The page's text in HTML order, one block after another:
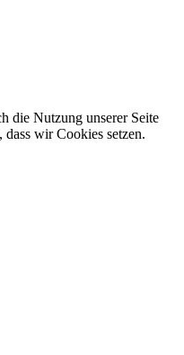
die Nutzung unserer Seite
wir Cookies setzen.